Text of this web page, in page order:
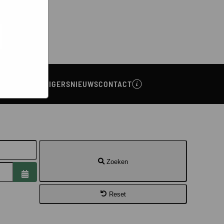
VRIJWILLIGERSNIEUWSCONTACT
Zoeken
Reset
van